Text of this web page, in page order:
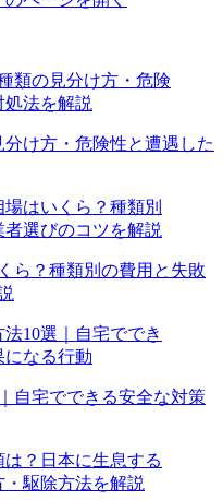
け方・危険性と遭遇した
ら？種類別の費用と失敗
自宅でできる安全な対策